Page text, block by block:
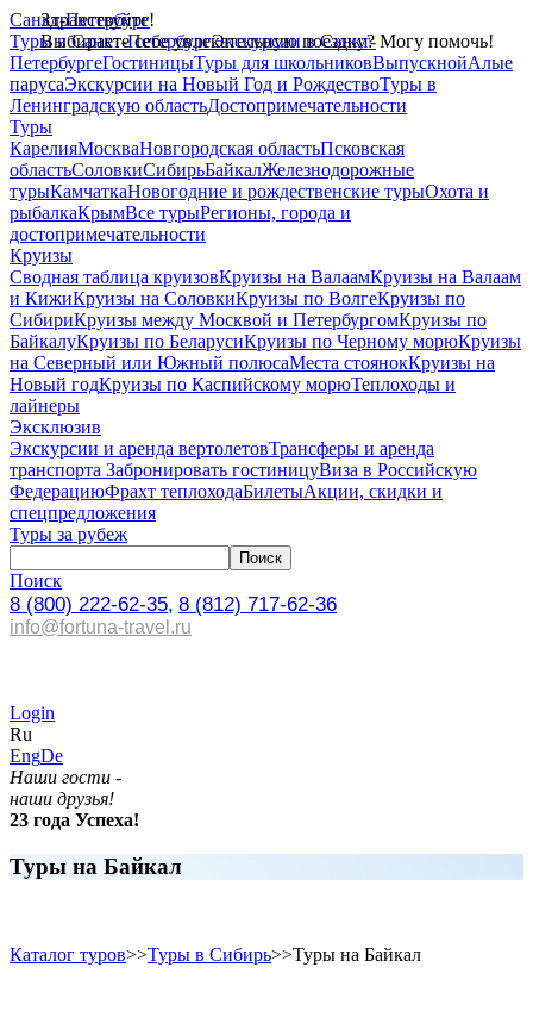
Здравствуйте!
Выбираете себе увлекательную поездку? Могу помочь!
Санкт-Петербург
Туры в Санкт-ПетербургЭкскурсии в Санкт-
ПетербургеГостиницыТуры для школьниковВыпускнойАлые
парусаЭкскурсии на Новый Год и РождествоТуры в
Ленинградскую областьДостопримечательности
Туры
КарелияМоскваНовгородская областьПсковская
областьСоловкиСибирьБайкалЖелезнодорожные
турыКамчаткаНовогодние и рождественские турыОхота и
рыбалкаКрымВсе турыРегионы, города и
достопримечательности
Круизы
Сводная таблица круизовКруизы на ВалаамКруизы на Валаам
и КижиКруизы на СоловкиКруизы по ВолгеКруизы по
СибириКруизы между Москвой и ПетербургомКруизы по
БайкалуКруизы по БеларусиКруизы по Черному морюКруизы
на Северный или Южный полюсаМеста стоянокКруизы на
Новый годКруизы по Каспийскому морюТеплоходы и
лайнеры
Эксклюзив
Экскурсии и аренда вертолетовТрансферы и аренда
транспорта Забронировать гостиницуВиза в Российскую
ФедерациюФрахт теплоходаБилетыАкции, скидки и
спецпредложения
Туры за рубеж
Поиск
8 (800) 222-62-35, 8 (812) 717-62-36
info@fortuna-travel.ru
Login
Ru
EngDe
Наши гости -
наши друзья!
23 года Успеха!
Туры на Байкал
Каталог туров>>Туры в Сибирь>>Туры на Байкал